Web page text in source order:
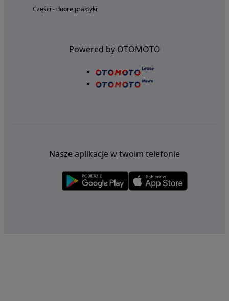
Części - dobre praktyki
Powered by OTOMOTO
Nasze aplikacje w twoim telefonie